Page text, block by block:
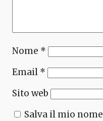
Nome *
Email *
Sito web
Salva il mio